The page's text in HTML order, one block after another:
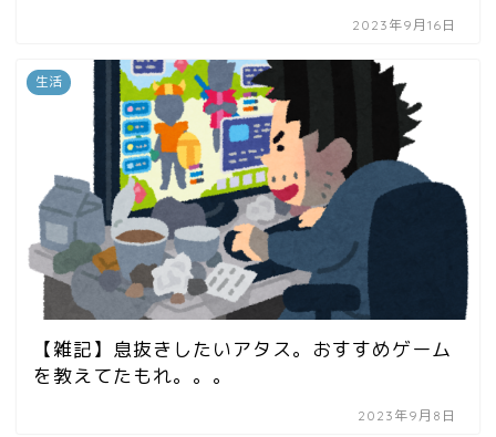
2023年9月16日
生活
【雑記】息抜きしたいアタス。おすすめゲーム
を教えてたもれ。。。
2023年9月8日